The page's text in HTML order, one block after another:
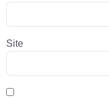
Site